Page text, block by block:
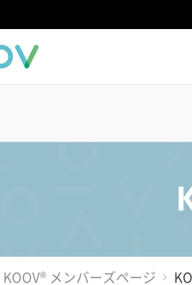
KOOV® メンバーズページ